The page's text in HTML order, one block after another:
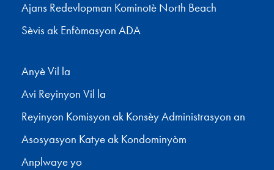
Ajans Redevlopman Kominotè North Beach
Sèvis ak Enfòmasyon ADA
Anyè Vil la
Avi Reyinyon Vil la
Reyinyon Komisyon ak Konsèy Administrasyon an
Asosyasyon Katye ak Kondominyòm
Anplwaye yo